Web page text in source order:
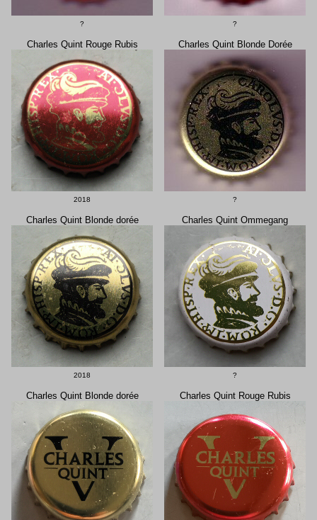
? ?
Charles Quint Rouge Rubis
2018
Charles Quint Blonde Dorée
?
Charles Quint Blonde dorée
2018
Charles Quint Ommegang
?
Charles Quint Blonde dorée Charles Quint Rouge Rubis